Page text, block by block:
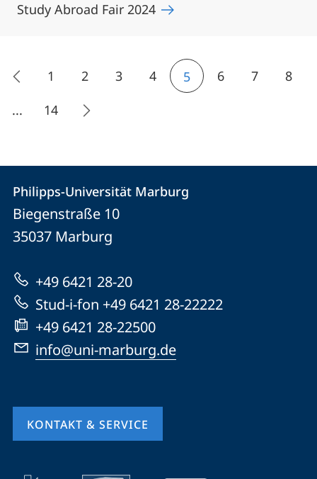
Study Abroad Fair 2024
1 2 3 4 5 6 7
8
...
14
Kontakt
und
Informationen
zur
Website
Kontaktinformationen
Philipps-
Universität
Marburg
Philipps-Universität Marburg
Biegenstraße 10
35037 Marburg
+49 6421 28-20
Stud-i-fon +49 6421 28-22222
+49 6421 28-22500
info@uni-marburg.de
KONTAKT & SERVICE